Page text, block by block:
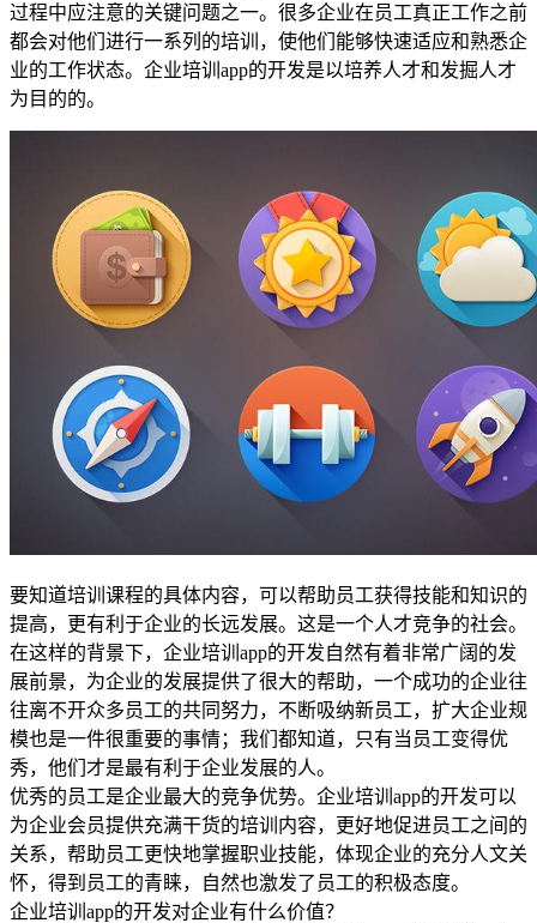
过程中应注意的关键问题之一。很多企业在员工真正工作之前
都会对他们进行一系列的培训，使他们能够快速适应和熟悉企
业的工作状态。企业培训app的开发是以培养人才和发掘人才
为目的的。
要知道培训课程的具体内容，可以帮助员工获得技能和知识的
提高，更有利于企业的长远发展。这是一个人才竞争的社会。
在这样的背景下，企业培训app的开发自然有着非常广阔的发
展前景，为企业的发展提供了很大的帮助，一个成功的企业往
往离不开众多员工的共同努力，不断吸纳新员工，扩大企业规
模也是一件很重要的事情；我们都知道，只有当员工变得优
秀，他们才是最有利于企业发展的人。
优秀的员工是企业最大的竞争优势。企业培训app的开发可以
为企业会员提供充满干货的培训内容，更好地促进员工之间的
关系，帮助员工更快地掌握职业技能，体现企业的充分人文关
怀，得到员工的青睐，自然也激发了员工的积极态度。
企业培训app的开发对企业有什么价值？